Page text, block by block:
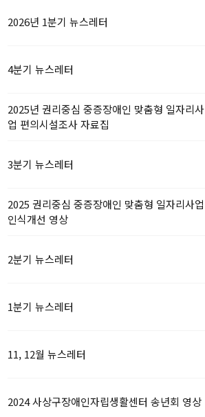
2026년 1분기 뉴스레터
4분기 뉴스레터
2025년 권리중심 중증장애인 맞춤형 일자리사
업 편의시설조사 자료집
3분기 뉴스레터
2025 권리중심 중증장애인 맞춤형 일자리사업
인식개선 영상
2분기 뉴스레터
1분기 뉴스레터
11, 12월 뉴스레터
2024 사상구장애인자립생활센터 송년회 영상